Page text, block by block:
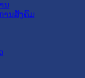
ນ
ານສັງຄົມ